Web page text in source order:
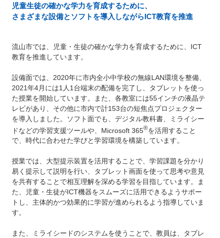
児童生徒の確かな学力を育成するために、
さまざまな設備とソフトを導入しながらICT教育を推進
流山市では、児童・生徒の確かな学力を育成するために、ICT
教育を推進しています。
設備面では、2020年に市内全小中学校の無線LAN環境を整備、
2021年4月には1人1台端末の配備を完了し、タブレットを使っ
た授業を開始しています。また、各教室には55インチの液晶テ
レビがあり、その他に市内で計153台の短焦点プロジェクター
を導入しました。ソフト面でも、デジタル教科書、ミライシー
ドなどの学習支援ツールや、Microsoft 365®を活用すること
で、時代に合わせた学びと学習環境を構築しています。
授業では、大型提示装置を活用することで、学習課題を分かり
易く提示して説明を行い、タブレット画面を使って思考や意見
を共有することで相互理解を深める学習を目指しています。ま
た、児童・生徒がICT機器をスムーズに活用できるようサポー
トし、主体的かつ効果的に学習が進められるよう指導していま
す。
また、ミライシードのシステムを使うことで、教員は、タブレ